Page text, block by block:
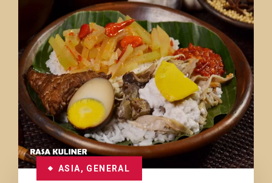
ASIA, GENERAL